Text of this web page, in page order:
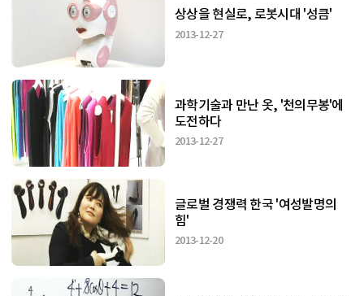
상상을 현실로, 로봇시대 '성큼'
2013-12-27
과학기술과 만난 옷, '천의무봉'에
도전하다
2013-12-27
글로벌 경쟁력 한국 '여성발명의
힘'
2013-12-20